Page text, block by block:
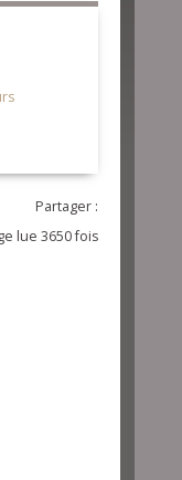
Partager :
lue 3650 fois